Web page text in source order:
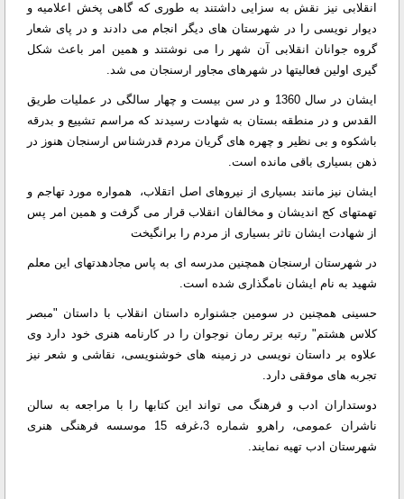
انقلابی نیز نقش به سزایی داشتند به طوری که گاهی پخش اعلامیه و
دیوار نویسی را در شهرستان های دیگر انجام می دادند و در پای شعار
گروه جوانان انقلابی آن شهر را می نوشتند و همین امر باعث شکل
گیری اولین فعالیتها در شهرهای مجاور ارسنجان می شد.
ایشان در سال 1360 و در سن بیست و چهار سالگی در عملیات طریق
القدس و در منطقه بستان به شهادت رسیدند که مراسم تشییع و بدرقه
باشکوه و بی نظیر و چهره های گریان مردم قدرشناس ارسنجان هنوز در
ذهن بسیاری باقی مانده است.
ایشان نیز مانند بسیاری از نیروهای اصل اتقلاب، همواره مورد تهاجم و
تهمتهای کج اندیشان و مخالفان انقلاب قرار می گرفت و همین امر پس
از شهادت ایشان تاثر بسیاری از مردم را برانگیخت
در شهرستان ارسنجان همچنین مدرسه ای به پاس مجادهدتهای این معلم
شهید به نام ایشان نامگذاری شده است.
حسینی همچنین در سومین جشنواره داستان انقلاب با داستان "مبصر
کلاس هشتم" رتبه برتر رمان نوجوان را در کارنامه هنری خود دارد وی
علاوه بر داستان نویسی در زمینه های خوشنویسی، نقاشی و شعر نیز
تجربه های موفقی دارد.
دوستداران ادب و فرهنگ می تواند این کتابها را با مراجعه به سالن
ناشران عمومی، راهرو شماره 3،غرفه 15 موسسه فرهنگی هنری
شهرستان ادب تهیه نمایند.